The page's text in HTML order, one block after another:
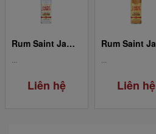
Rum Saint James White 0.7L
Liên hệ Liên hệ